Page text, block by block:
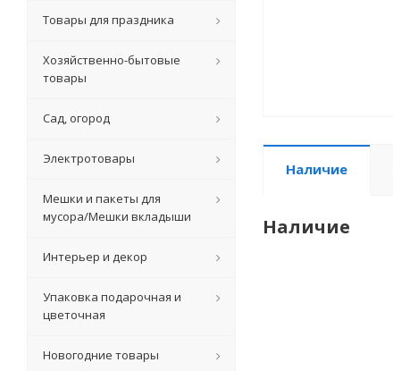
Наличие
Наличие
Товары для праздника
Хозяйственно-бытовые
товары
Сад, огород
Электротовары
Мешки и пакеты для
мусора/Мешки вкладыши
Интерьер и декор
Упаковка подарочная и
цветочная
Новогодние товары